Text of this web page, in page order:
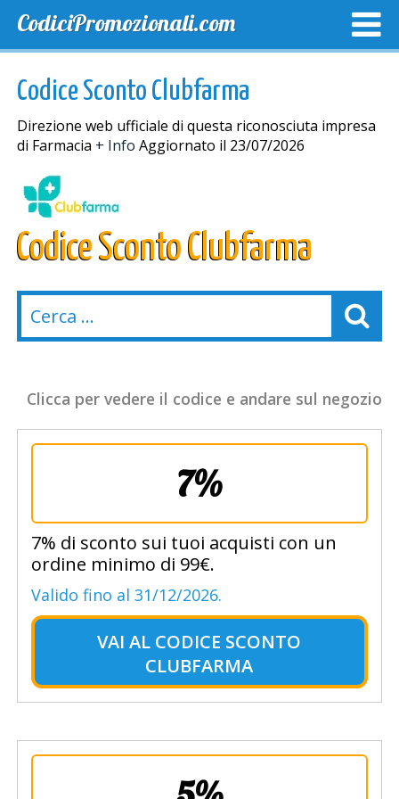
CodiciPromozionali.com
Codice Sconto Clubfarma
Direzione web ufficiale di questa riconosciuta impresa
di Farmacia + Info Aggiornato il 23/07/2026
Codice Sconto Clubfarma
Clicca per vedere il codice e andare sul negozio
7%
7% di sconto sui tuoi acquisti con un
ordine minimo di 99€.
Valido fino al 31/12/2026.
VAI AL CODICE SCONTO
CLUBFARMA